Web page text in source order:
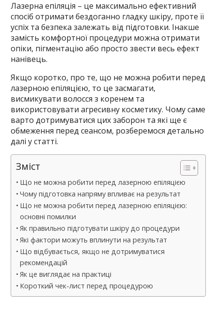
Лазерна епіляція – це максимально ефективний
спосіб отримати бездоганно гладку шкіру, проте її
успіх та безпека залежать від підготовки. Інакше
замість комфортної процедури можна отримати
опіки, пігментацію або просто звести весь ефект
нанівець.
Якщо коротко, про те, що не можна робити перед
лазерною епіляцією, то це засмагати,
висмикувати волосся з коренем та
використовувати агресивну косметику. Чому саме
варто дотримуватися цих заборон та які ще є
обмеження перед сеансом, розберемося детально
далі у статті.
Зміст
Що не можна робити перед лазерною епіляцією
Чому підготовка напряму впливає на результат
Що не можна робити перед лазерною епіляцією:
основні помилки
Як правильно підготувати шкіру до процедури
Які фактори можуть вплинути на результат
Що відбувається, якщо не дотримуватися
рекомендацій
Як це виглядає на практиці
Короткий чек-лист перед процедурою